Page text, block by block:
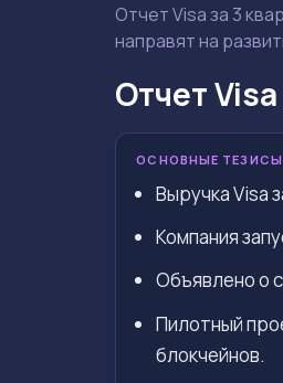
Отчет Visa за 3
направят на
Отчет
ОСНОВНЫЕ ТЕЗИСЫ
Выручка Visa
Компания
Объявлено о
Пилотный
блокчейнов.